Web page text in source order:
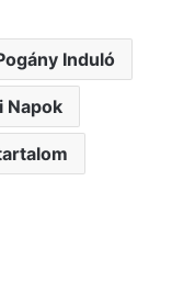
Induló
Napok